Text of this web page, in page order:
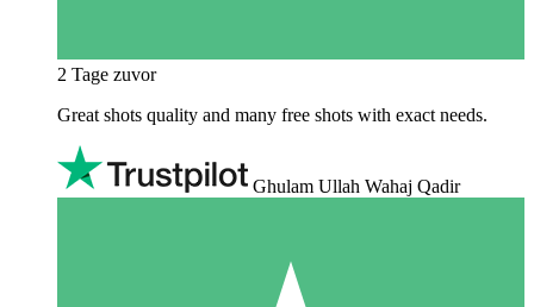
2 Tage zuvor
Great shots quality and many free shots with exact needs.
Ghulam Ullah Wahaj Qadir